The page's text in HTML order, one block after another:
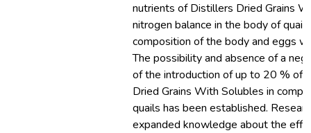
nutrients of Distillers Dried Grains
nitrogen balance in the body of
composition of the body and eggs
The possibility and absence of a
of the introduction of up to 20 % of
Dried Grains With Solubles in
quails has been established.
expanded knowledge about the